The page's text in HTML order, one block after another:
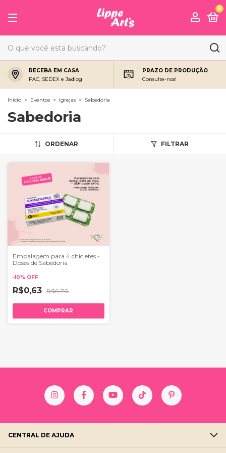
0
RECEBA EM CASA
PAC, SEDEX e Jadlog
PRAZO DE PRODUÇÃO
Consulte-nos!
Início > Eventos > Igrejas > Sabedoria
Sabedoria
ORDENAR FILTRAR
Embalagem para 4 chicletes -
Doses de Sabedoria
-10% OFF
R$0,63 R$0,70
COMPRAR
CENTRAL DE AJUDA